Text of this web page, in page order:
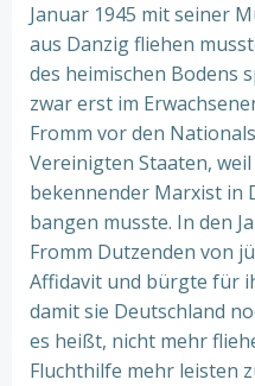
Januar 1945 mit seiner
aus Danzig fliehen
des heimischen Bodens
zwar erst im
Fromm vor den
Vereinigten Staaten,
bekennender Marxist in
bangen musste. In den
Fromm Dutzenden von
Affidavit und bürgte für
damit sie Deutschland
es heißt, nicht mehr
Fluchthilfe mehr leisten